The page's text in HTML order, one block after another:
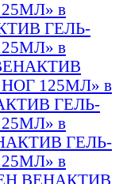
в
ГЕЛЬ-
в
125МЛ» в
ГЕЛЬ-
в
ГЕЛЬ-
в
ВЕНАКТИВ